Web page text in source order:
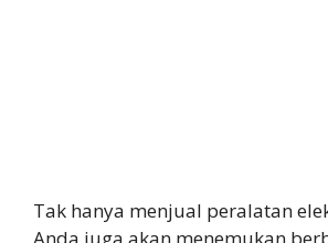
Tak hanya menjual peralatan
Anda juga akan menemukan